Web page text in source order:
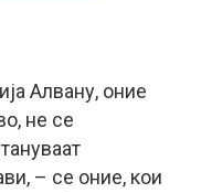
Алвану, оние
не се
– се оние, кои